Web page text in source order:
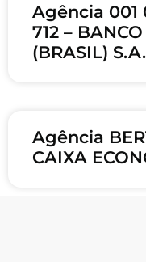
Agência 001
712 –
(BRASIL) S.A.
Agência
CAIXA